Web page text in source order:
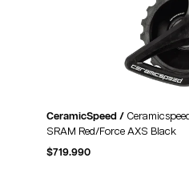
CeramicSpeed /
SRAM Red/Force AXS Black
$719.990